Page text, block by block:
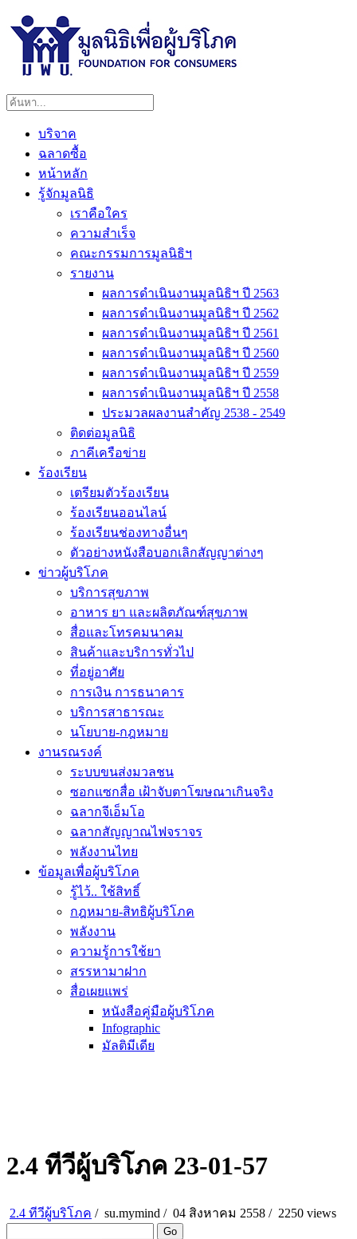
บริจาค
ฉลาดซื้อ
หน้าหลัก
รู้จักมูลนิธิ
เราคือใคร
ความสำเร็จ
คณะกรรมการมูลนิธิฯ
รายงาน
ผลการดำเนินงานมูลนิธิฯ ปี 2563
ผลการดำเนินงานมูลนิธิฯ ปี 2562
ผลการดำเนินงานมูลนิธิฯ ปี 2561
ผลการดำเนินงานมูลนิธิฯ ปี 2560
ผลการดำเนินงานมูลนิธิฯ ปี 2559
ผลการดำเนินงานมูลนิธิฯ ปี 2558
ประมวลผลงานสำคัญ 2538 - 2549
ติดต่อมูลนิธิ
ภาคีเครือข่าย
ร้องเรียน
เตรียมตัวร้องเรียน
ร้องเรียนออนไลน์
ร้องเรียนช่องทางอื่นๆ
ตัวอย่างหนังสือบอกเลิกสัญญาต่างๆ
ข่าวผู้บริโภค
บริการสุขภาพ
อาหาร ยา และผลิตภัณฑ์สุขภาพ
สื่อและโทรคมนาคม
สินค้าและบริการทั่วไป
ที่อยู่อาศัย
การเงิน การธนาคาร
บริการสาธารณะ
นโยบาย-กฎหมาย
งานรณรงค์
ระบบขนส่งมวลชน
ซอกแซกสื่อ เฝ้าจับตาโฆษณาเกินจริง
ฉลากจีเอ็มโอ
ฉลากสัญญาณไฟจราจร
พลังงานไทย
ข้อมูลเพื่อผู้บริโภค
รู้ไว้.. ใช้สิทธิ์
กฎหมาย-สิทธิผู้บริโภค
พลังงาน
ความรู้การใช้ยา
สรรหามาฝาก
สื่อเผยแพร่
หนังสือคู่มือผู้บริโภค
Infographic
มัลติมีเดีย
2.4 ทีวีผู้บริโภค 23-01-57
2.4 ทีวีผู้บริโภค / su.mymind / 04 สิงหาคม 2558 / 2250 views
Go